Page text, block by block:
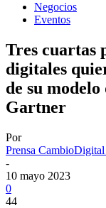
Negocios
Eventos
Tres cuartas
digitales
de su
Gartner
Por
Prensa
-
10 mayo 2023
0
44